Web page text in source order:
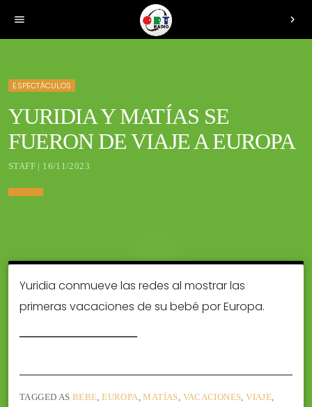
menu chevron_right
ESPECTÁCULOS
YURIDIA Y MATÍAS SE
FUERON DE VIAJE A EUROPA
STAFF | 16/11/2023
Yuridia conmueve las redes al mostrar las
primeras vacaciones de su bebé por Europa.
TAGGED AS BEBE ,EUROPA ,MATÍAS VACACIONES ,VIAJE